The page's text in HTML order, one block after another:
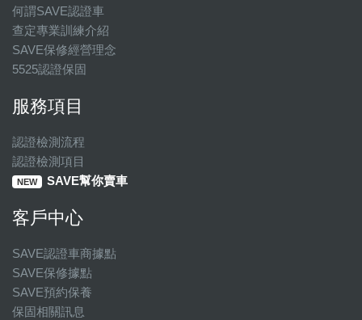
何謂SAVE認證車
查定專業訓練介紹
SAVE保修經營理念
5525認證保固
服務項目
認證檢測流程
認證檢測項目
NEW SAVE幫你賣車
客戶中心
SAVE認證車商據點
SAVE保修據點
SAVE預約保養
保固相關訊息